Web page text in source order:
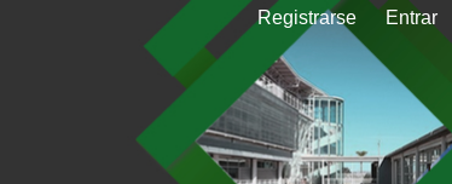
Registrarse Entrar